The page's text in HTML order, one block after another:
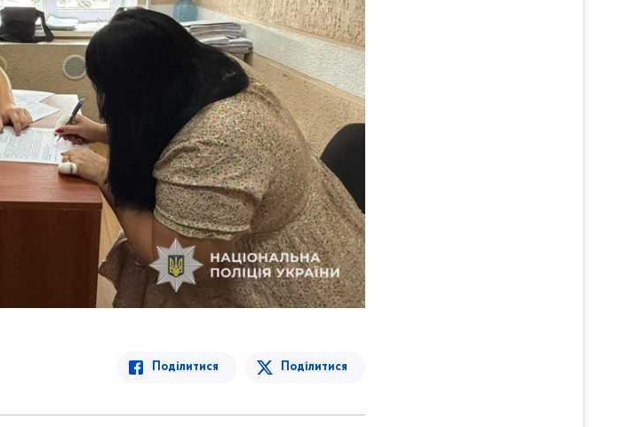
Поділитися Поділитися